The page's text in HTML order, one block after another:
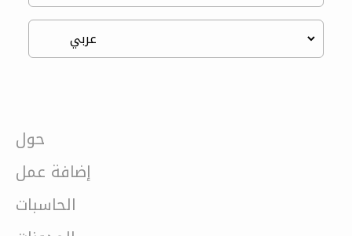
حول
إضافة عمل
الحاسبات